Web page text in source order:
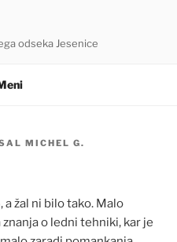
odseka Jesenice
MICHEL G.
žal ni bilo tako. Malo
o ledni tehniki, kar je